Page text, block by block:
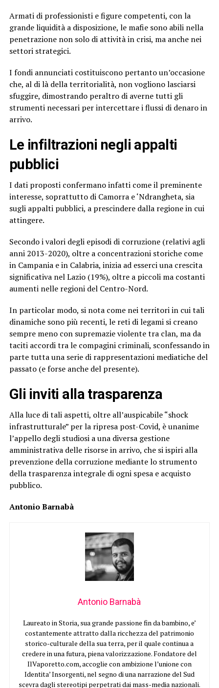
Armati di professionisti e figure competenti, con la
grande liquidità a disposizione, le mafie sono abili nella
penetrazione non solo di attività in crisi, ma anche nei
settori strategici.
I fondi annunciati costituiscono pertanto un’occasione
che, al di là della territorialità, non vogliono lasciarsi
sfuggire, dimostrando peraltro di averne tutti gli
strumenti necessari per intercettare i flussi di denaro in
arrivo.
Le infiltrazioni negli appalti
pubblici
I dati proposti confermano infatti come il preminente
interesse, soprattutto di Camorra e ‘Ndrangheta, sia
sugli appalti pubblici, a prescindere dalla regione in cui
attingere.
Secondo i valori degli episodi di corruzione (relativi agli
anni 2013-2020), oltre a concentrazioni storiche come
in Campania e in Calabria, inizia ad esserci una crescita
significativa nel Lazio (19%), oltre a piccoli ma costanti
aumenti nelle regioni del Centro-Nord.
In particolar modo, si nota come nei territori in cui tali
dinamiche sono più recenti, le reti di legami si creano
sempre meno con supremazie violente tra clan, ma da
taciti accordi tra le compagini criminali, sconfessando in
parte tutta una serie di rappresentazioni mediatiche del
passato (e forse anche del presente).
Gli inviti alla trasparenza
Alla luce di tali aspetti, oltre all’auspicabile “shock
infrastrutturale” per la ripresa post-Covid, è unanime
l’appello degli studiosi a una diversa gestione
amministrativa delle risorse in arrivo, che si ispiri alla
prevenzione della corruzione mediante lo strumento
della trasparenza integrale di ogni spesa e acquisto
pubblico.
Antonio Barnabà
Antonio Barnabà
Laureato in Storia, sua grande passione fin da bambino, e’
costantemente attratto dalla ricchezza del patrimonio
storico-culturale della sua terra, per il quale continua a
credere in una futura, piena valorizzazione. Fondatore del
IlVaporetto.com, accoglie con ambizione l’unione con
Identita’ Insorgenti, nel segno di una narrazione del Sud
scevra dagli stereotipi perpetrati dai mass-media nazionali.